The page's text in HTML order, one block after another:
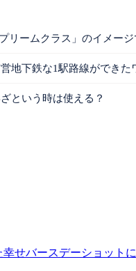
リームクラス」のイメージ
地下鉄な1駅路線ができた
という時は使える？
せバースデーショット